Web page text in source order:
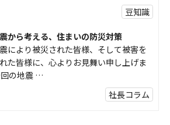
豆知識
から考える、住まいの防災対策
により被災された皆様、そして被害を
た皆様に、心よりお見舞い申し上げま
の地震 …
社長コラム